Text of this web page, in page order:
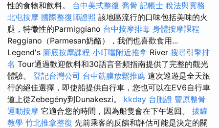
性的食物和飲料。 台中美式整復 喬骨 記帳士 稅法與實務
北屯按摩 國際整復師證照 該地區流行的口味包括美味的火
腿，特徵性的Parmiggiano 台中按摩排毒 身體按摩課程
Reggiano（Parmesan奶酪），我們也喜歡食用...
Legend's 腳底按摩課程 小叮噹附近推拿 River 搜尋引擎排
名 Tour通過歡迎飲料和30語言音頻指南提供了完整的觀光
體驗。 登記台灣公司 台中筋膜放鬆推薦 這次巡遊是全天旅
行的絕佳選擇，即使船提供自行車，您也可以在EV6自行車
道上從Zebegény到Dunakeszi。 kkday 台胞證 豐原整骨
運動按摩 它適合您的時間，因為船隻會在下午返回。 拔罐
教學 竹北推拿整復 先前乘客的反饋和評估可能是決定的關